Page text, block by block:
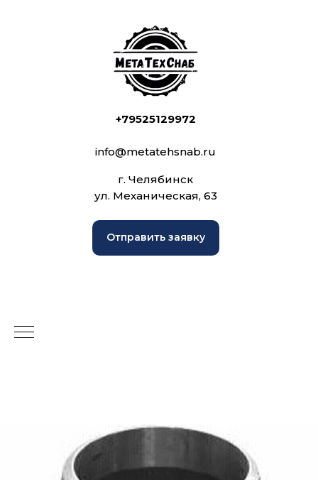
+79525129972
info@metatehsnab.ru
г. Челябинск
ул. Механическая, 63
Отправить заявку